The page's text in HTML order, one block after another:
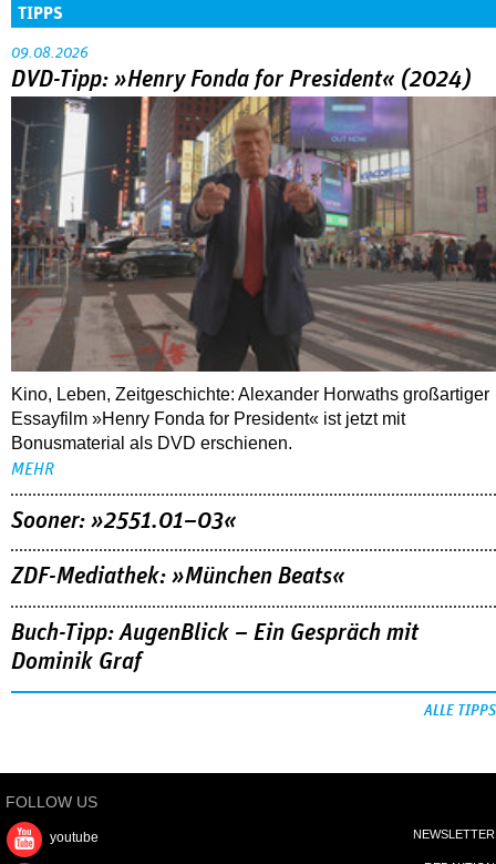
TIPPS
09.08.2026
DVD-Tipp: »Henry Fonda for President« (2024)
Kino, Leben, Zeitgeschichte: Alexander Horwaths großartiger
Essayfilm »Henry Fonda for President« ist jetzt mit
Bonusmaterial als DVD erschienen.
MEHR
Sooner: »2551.01–03«
ZDF-Mediathek: »München Beats«
Buch-Tipp: AugenBlick – Ein Gespräch mit
Dominik Graf
ALLE TIPPS
FOLLOW US
youtube NEWSLETTER